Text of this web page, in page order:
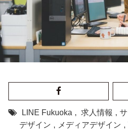
LINE Fukuoka , 求人情報 ,
デザイン , メディアデザイン ,